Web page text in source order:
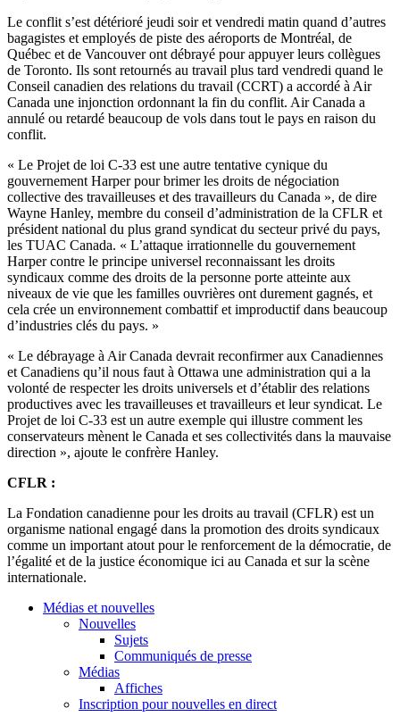
Le conflit s’est détérioré jeudi soir et vendredi matin quand d’autres
bagagistes et employés de piste des aéroports de Montréal, de
Québec et de Vancouver ont débrayé pour appuyer leurs collègues
de Toronto. Ils sont retournés au travail plus tard vendredi quand le
Conseil canadien des relations du travail (CCRT) a accordé à Air
Canada une injonction ordonnant la fin du conflit. Air Canada a
annulé ou retardé beaucoup de vols dans tout le pays en raison du
conflit.
« Le Projet de loi C-33 est une autre tentative cynique du
gouvernement Harper pour brimer les droits de négociation
collective des travailleuses et des travailleurs du Canada », de dire
Wayne Hanley, membre du conseil d’administration de la CFLR et
président national du plus grand syndicat du secteur privé du pays,
les TUAC Canada. « L’attaque irrationnelle du gouvernement
Harper contre le principe universel reconnaissant les droits
syndicaux comme des droits de la personne porte atteinte aux
niveaux de vie que les familles ouvrières ont durement gagnés, et
cela crée un environnement combattif et improductif dans beaucoup
d’industries clés du pays. »
« Le débrayage à Air Canada devrait reconfirmer aux Canadiennes
et Canadiens qu’il nous faut à Ottawa une administration qui a la
volonté de respecter les droits universels et d’établir des relations
productives avec les travailleuses et travailleurs et leur syndicat. Le
Projet de loi C-33 est un autre exemple qui illustre comment les
conservateurs mènent le Canada et ses collectivités dans la mauvaise
direction », ajoute le confrère Hanley.
CFLR :
La Fondation canadienne pour les droits au travail (CFLR) est un
organisme national engagé dans la promotion des droits syndicaux
comme un important atout pour le renforcement de la démocratie, de
l’égalité et de la justice économique ici au Canada et sur la scène
internationale.
Médias et nouvelles
Nouvelles
Sujets
Communiqués de presse
Médias
Affiches
Inscription pour nouvelles en direct